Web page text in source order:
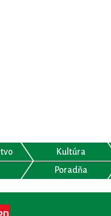
Kultúra
Poradňa